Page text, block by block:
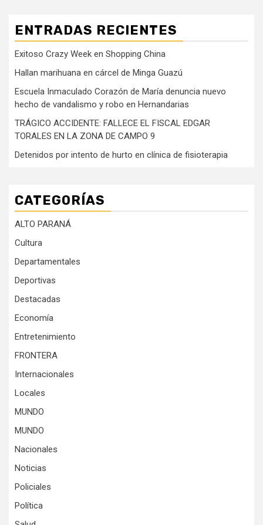
ENTRADAS RECIENTES
Exitoso Crazy Week en Shopping China
Hallan marihuana en cárcel de Minga Guazú
Escuela Inmaculado Corazón de María denuncia nuevo
hecho de vandalismo y robo en Hernandarias
TRÁGICO ACCIDENTE: FALLECE EL FISCAL EDGAR
TORALES EN LA ZONA DE CAMPO 9
Detenidos por intento de hurto en clínica de fisioterapia
CATEGORÍAS
ALTO PARANÁ
Cultura
Departamentales
Deportivas
Destacadas
Economía
Entretenimiento
FRONTERA
Internacionales
Locales
MUNDO
MUNDO
Nacionales
Noticias
Policiales
Política